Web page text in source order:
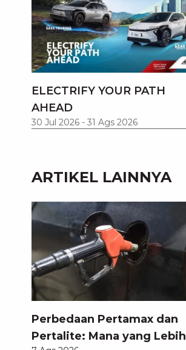
ELECTRIFY YOUR PATH
AHEAD
30 Jul 2026 - 31 Ags 2026
ARTIKEL LAINNYA
Perbedaan Pertamax dan
Pertalite: Mana yang Lebih